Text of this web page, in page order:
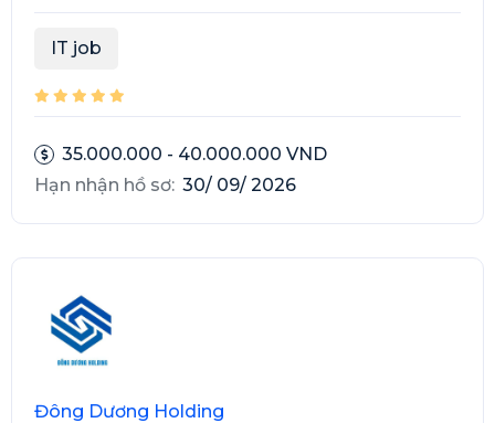
IT job
35.000.000 - 40.000.000 VND
Hạn nhận hồ sơ: 30/ 09/ 2026
Đông Dương Holding